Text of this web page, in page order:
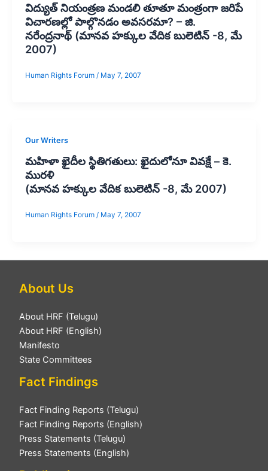
విద్యుత్‌ నియంత్రణ మండలి తూతూ మంత్రంగా జరిపే
విచారణల్లో పాల్గొనడం అవసరమా? – జి.
నరేంద్రనాథ్‌ (మానవ హక్కుల వేదిక బులెటిన్ -8, మే
2007)
Human Rights Forum / May 7, 2007
Our Writers
మహిళా ఖైదీల స్థితిగతులు: ఖైదులోనూ వివక్షే – కె.
మురళి
(మానవ హక్కుల వేదిక బులెటిన్ -8, మే 2007)
Human Rights Forum / May 7, 2007
About Us
About HRF (Telugu)
About HRF (English)
Manifesto
State Committees
Fact Findings
Fact Finding Reports (Telugu)
Fact Finding Reports (English)
Press Statements (Telugu)
Press Statements (English)